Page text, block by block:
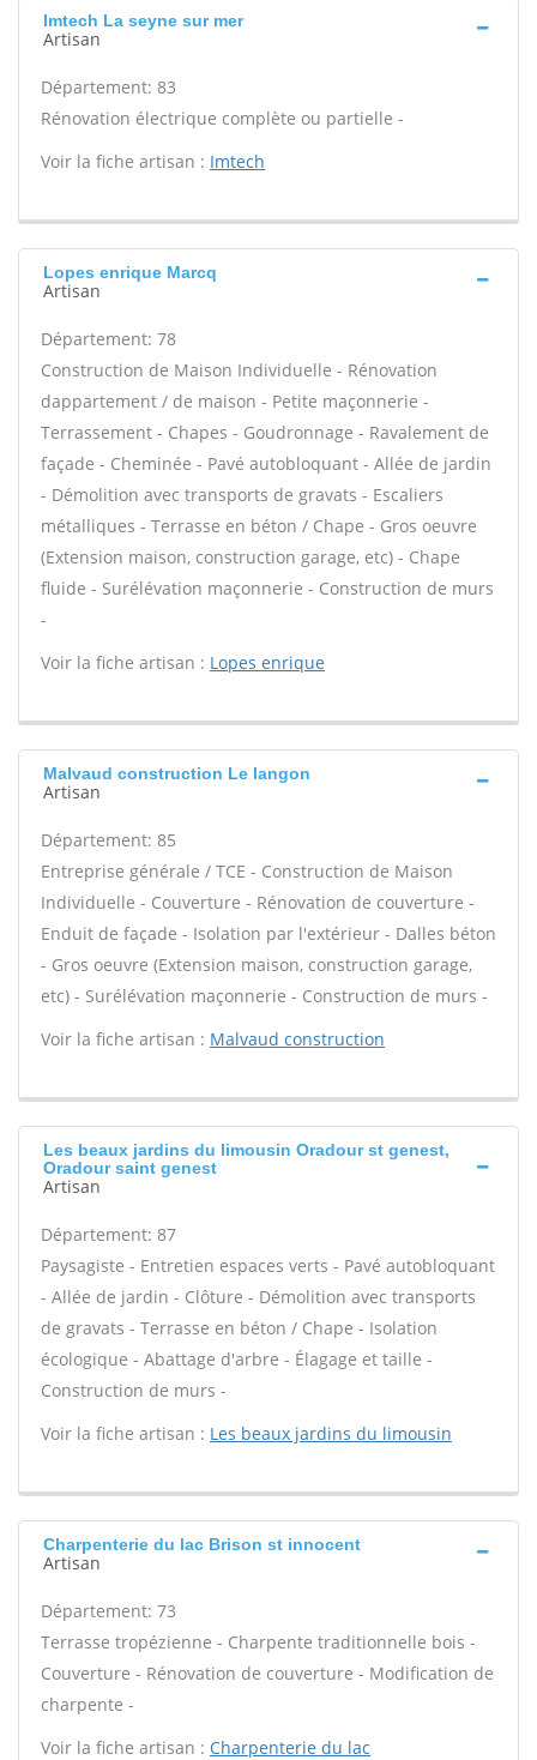
Imtech La seyne sur mer
Artisan
Département: 83
Rénovation électrique complète ou partielle -
Voir la fiche artisan : Imtech
Lopes enrique Marcq
Artisan
Département: 78
Construction de Maison Individuelle - Rénovation
dappartement / de maison - Petite maçonnerie -
Terrassement - Chapes - Goudronnage - Ravalement de
façade - Cheminée - Pavé autobloquant - Allée de jardin
- Démolition avec transports de gravats - Escaliers
métalliques - Terrasse en béton / Chape - Gros oeuvre
(Extension maison, construction garage, etc) - Chape
fluide - Surélévation maçonnerie - Construction de murs
-
Voir la fiche artisan : Lopes enrique
Malvaud construction Le langon
Artisan
Département: 85
Entreprise générale / TCE - Construction de Maison
Individuelle - Couverture - Rénovation de couverture -
Enduit de façade - Isolation par l'extérieur - Dalles béton
- Gros oeuvre (Extension maison, construction garage,
etc) - Surélévation maçonnerie - Construction de murs -
Voir la fiche artisan : Malvaud construction
Les beaux jardins du limousin Oradour st genest,
Oradour saint genest
Artisan
Département: 87
Paysagiste - Entretien espaces verts - Pavé autobloquant
- Allée de jardin - Clôture - Démolition avec transports
de gravats - Terrasse en béton / Chape - Isolation
écologique - Abattage d'arbre - Élagage et taille -
Construction de murs -
Voir la fiche artisan : Les beaux jardins du limousin
Charpenterie du lac Brison st innocent
Artisan
Département: 73
Terrasse tropézienne - Charpente traditionnelle bois -
Couverture - Rénovation de couverture - Modification de
charpente -
Voir la fiche artisan : Charpenterie du lac